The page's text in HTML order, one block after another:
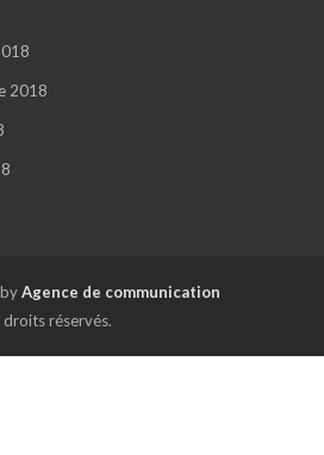
2018
Agence de communication
droits réservés.